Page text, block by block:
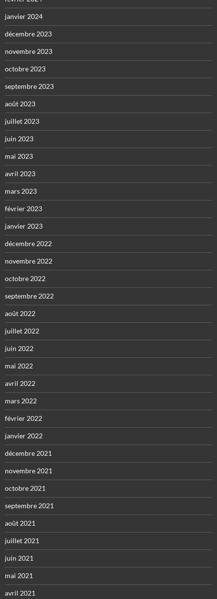
janvier 2024
décembre 2023
novembre 2023
octobre 2023
septembre 2023
août 2023
juillet 2023
juin 2023
mai 2023
avril 2023
mars 2023
février 2023
janvier 2023
décembre 2022
novembre 2022
octobre 2022
septembre 2022
août 2022
juillet 2022
juin 2022
mai 2022
avril 2022
mars 2022
février 2022
janvier 2022
décembre 2021
novembre 2021
octobre 2021
septembre 2021
août 2021
juillet 2021
juin 2021
mai 2021
avril 2021